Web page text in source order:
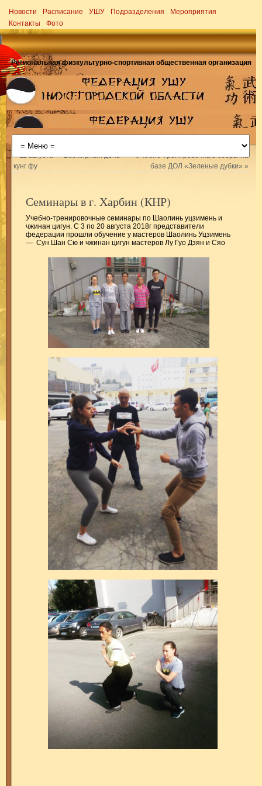
Новости Расписание УШУ Подразделения
Мероприятия
Контакты
Фото
Региональная физкультурно-спортивная общественная организация
Федерация ушу Нижегородской
области
Региональная физкультурно-общественная
организация "Федерация ушу Нижегородской
области"
«11 августа — Всемирный день
кунг фу
Учебно-тренировочные сборы на
базе ДОЛ «Зеленые дубки»»
Семинары в г. Харбин (КНР)
Учебно-тренировочные семинары по Шаолинь уцзимень и
чжинан цигун. С 3 по 20 августа 2018г представители
федерации прошли обучение у мастеров Шаолинь Уцзимень
— Сун Шан Сю и чжинан цигун мастеров Лу Гуо Дзян и Сяо